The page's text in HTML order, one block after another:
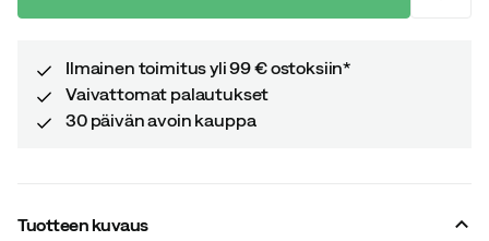
Ilmainen toimitus yli 99 € ostoksiin*
Vaivattomat palautukset
30 päivän avoin kauppa
Tuotteen kuvaus